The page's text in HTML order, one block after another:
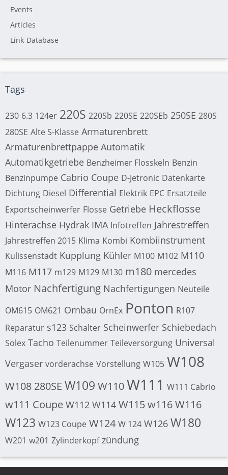
Events
Articles
Link-Database
Tags
230 6.3 124er 220S 220Sb 220SE 220SEb 250SE 280S
280SE Alte S-Klasse Armaturenbrett
Armaturenbrettpappe Automatik
Automatikgetriebe Benzheimer Flosskeln Benzin
Benzinpumpe Cabrio Coupe D-Jetronic Datenkarte
Dichtung Diesel Differential Elektrik EPC Ersatzteile
Exportscheinwerfer Flosse Getriebe Heckflosse
Hinterachse Hydrak IMA Infotreffen Jahrestreffen
Jahrestreffen 2015 Klima Kombi Kombiinstrument
Kulissenstadt Kupplung Kühler M100 M102 M110
M116 M117 m129 M129 M130 m180 mercedes
Motor Nachfertigung Nachfertigungen Neuteile
OM615 OM621 Ornbau OrnEx Ponton R107
Reparatur s123 Schalter Scheinwerfer Schiebedach
Solex Tacho Teilenummer Teileversorgung Universal
Vergaser vorderachse Vorstellung W105 W108
W108 280SE W109 W110W111 W111 Cabrio
w111 Coupe W112 W114 W115w116W116
W123 W123 Coupe W124 W 124 W126 W180
W201 w201 Zylinderkopf zündung